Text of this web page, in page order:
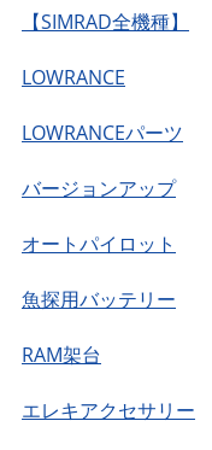
【SIMRAD全機種】
LOWRANCE
LOWRANCEパーツ
バージョンアップ
オートパイロット
魚探用バッテリー
RAM架台
エレキアクセサリー